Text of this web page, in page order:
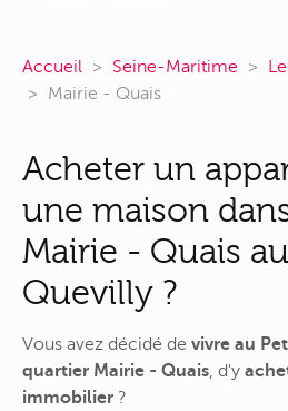
Accueil Seine-Maritime
Mairie - Quais
Acheter un
une maison
Mairie - Quais
Quevilly ?
Vous avez décidé de vivre au
quartier Mairie - Quais, d'y
immobilier ?